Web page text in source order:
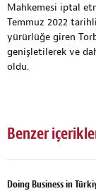
Mahkemesi iptal
Temmuz 2022
yürürlüğe giren
genişletilerek ve
oldu.
Benzer
Doing Business in